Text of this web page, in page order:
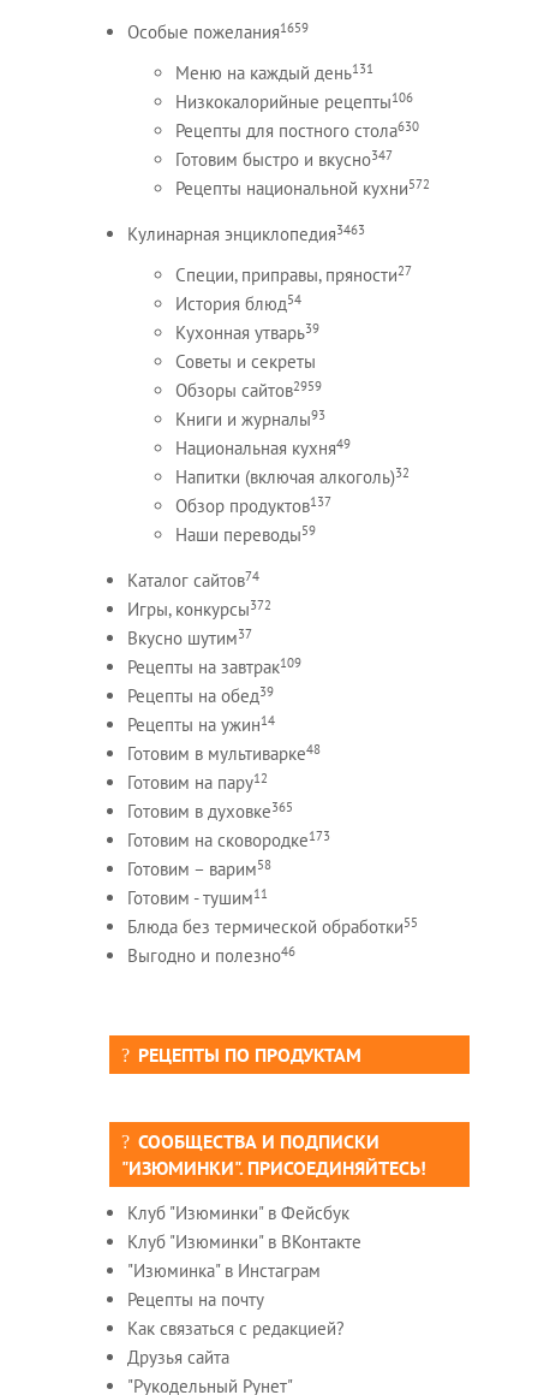
Особые пожелания1659
Меню на каждый день131
Низкокалорийные рецепты106
Рецепты для постного стола630
Готовим быстро и вкусно347
Рецепты национальной кухни572
Кулинарная энциклопедия3463
Специи, приправы, пряности27
История блюд54
Кухонная утварь39
Советы и секреты
Обзоры сайтов2959
Книги и журналы93
Национальная кухня49
Напитки (включая алкоголь)32
Обзор продуктов137
Наши переводы59
Каталог сайтов74
Игры, конкурсы372
Вкусно шутим37
Рецепты на завтрак109
Рецепты на обед39
Рецепты на ужин14
Готовим в мультиварке48
Готовим на пару12
Готовим в духовке365
Готовим на сковородке173
Готовим – варим58
Готовим - тушим11
Блюда без термической обработки55
Выгодно и полезно46
РЕЦЕПТЫ ПО ПРОДУКТАМ
СООБЩЕСТВА И ПОДПИСКИ
"ИЗЮМИНКИ". ПРИСОЕДИНЯЙТЕСЬ!
Клуб "Изюминки" в Фейсбук
Клуб "Изюминки" в ВКонтакте
"Изюминка" в Инстаграм
Рецепты на почту
Как связаться с редакцией?
Друзья сайта
"Рукодельный Рунет"